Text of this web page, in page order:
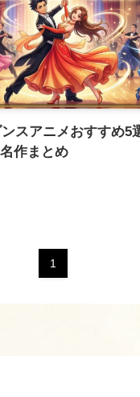
スアニメおすすめ5
作まとめ
1